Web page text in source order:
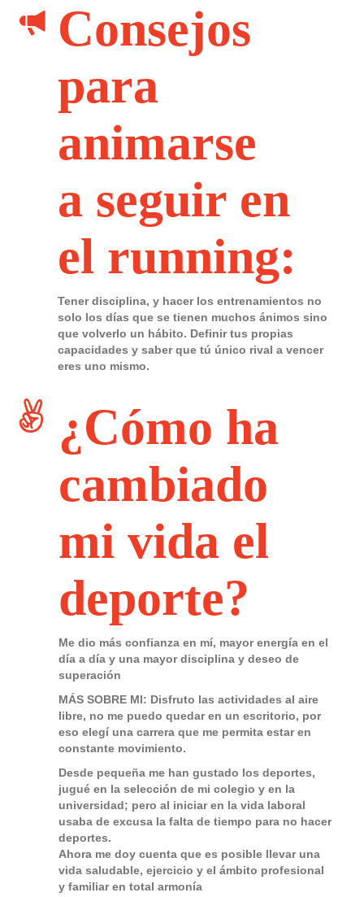
Consejos
para
animarse
a seguir en
el running:
Tener disciplina, y hacer los entrenamientos no
solo los días que se tienen muchos ánimos sino
que volverlo un hábito. Definir tus propias
capacidades y saber que tú único rival a vencer
eres uno mismo.
¿Cómo ha
cambiado
mi vida el
deporte?
Me dio más confianza en mí, mayor energía en el
día a día y una mayor disciplina y deseo de
superación
MÁS SOBRE MI: Disfruto las actividades al aire
libre, no me puedo quedar en un escritorio, por
eso elegí una carrera que me permita estar en
constante movimiento.
Desde pequeña me han gustado los deportes,
jugué en la selección de mi colegio y en la
universidad; pero al iniciar en la vida laboral
usaba de excusa la falta de tiempo para no hacer
deportes.
Ahora me doy cuenta que es posible llevar una
vida saludable, ejercicio y el ámbito profesional
y familiar en total armonía